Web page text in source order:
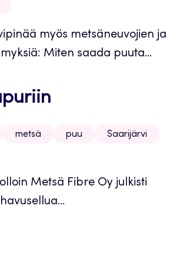
myös metsäneuvojien ja
Miten saada puuta...
metsä puu
Saarijärvi
Metsä Fibre Oy julkisti